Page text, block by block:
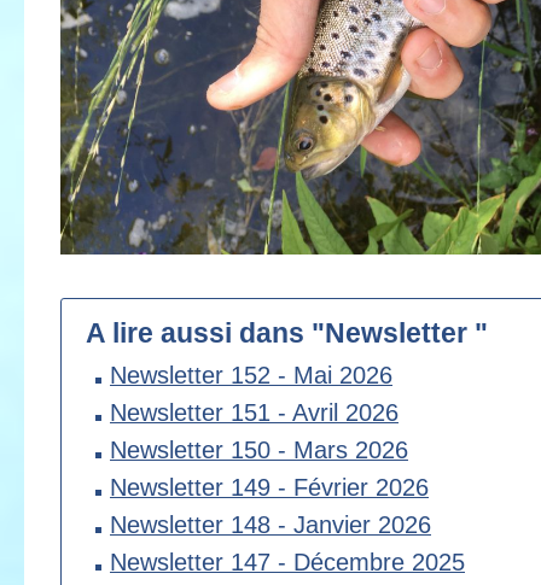
A lire aussi dans "Newsletter "
Newsletter 152 - Mai 2026
Newsletter 151 - Avril 2026
Newsletter 150 - Mars 2026
Newsletter 149 - Février 2026
Newsletter 148 - Janvier 2026
Newsletter 147 - Décembre 2025